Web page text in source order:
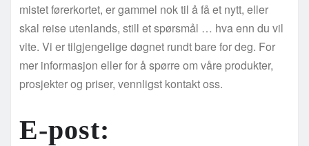
mistet førerkortet, er gammel nok til å få et nytt, eller
skal reise utenlands, still et spørsmål … hva enn du vil
vite. Vi er tilgjengelige døgnet rundt bare for deg. For
mer informasjon eller for å spørre om våre produkter,
prosjekter og priser, vennligst kontakt oss.
E-post: